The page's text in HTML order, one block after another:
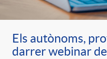
Els autònoms,
darrer webinar